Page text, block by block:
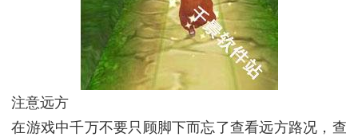
注意远方
在游戏中千万不要只顾脚下而忘了查看远方路况，查